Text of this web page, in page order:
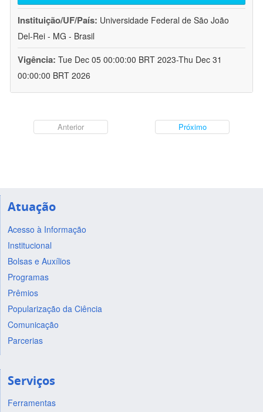
Instituição/UF/País: Universidade Federal de São João
Del-Rei - MG - Brasil
Vigência: Tue Dec 05 00:00:00 BRT 2023-Thu Dec 31
00:00:00 BRT 2026
Anterior Próximo
Atuação
Acesso à Informação
Institucional
Bolsas e Auxílios
Programas
Prêmios
Popularização da Ciência
Comunicação
Parcerias
Serviços
Ferramentas